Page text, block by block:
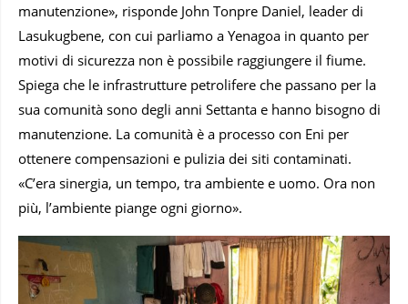
manutenzione», risponde John Tonpre Daniel, leader di
Lasukugbene, con cui parliamo a Yenagoa in quanto per
motivi di sicurezza non è possibile raggiungere il fiume.
Spiega che le infrastrutture petrolifere che passano per la
sua comunità sono degli anni Settanta e hanno bisogno di
manutenzione. La comunità è a processo con Eni per
ottenere compensazioni e pulizia dei siti contaminati.
«C’era sinergia, un tempo, tra ambiente e uomo. Ora non
più, l’ambiente piange ogni giorno».